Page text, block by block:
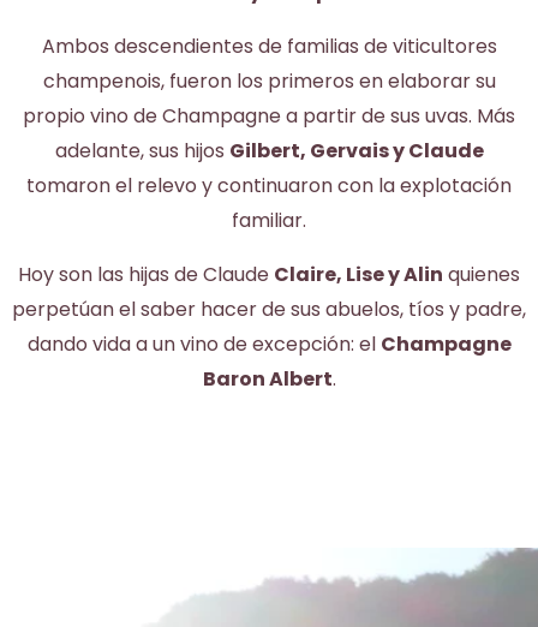
Ambos descendientes de familias de viticultores
champenois, fueron los primeros en elaborar su
propio vino de Champagne a partir de sus uvas. Más
adelante, sus hijos Gilbert, Gervais y Claude
tomaron el relevo y continuaron con la explotación
familiar.
Hoy son las hijas de Claude Claire, Lise y Alin quienes
perpetúan el saber hacer de sus abuelos, tíos y padre,
dando vida a un vino de excepción: el Champagne
Baron Albert.